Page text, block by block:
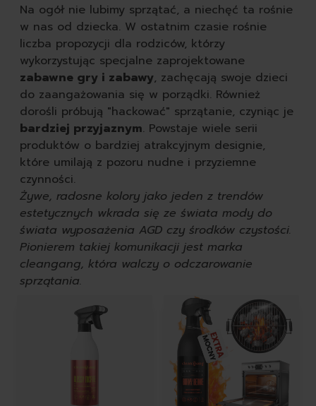
Na ogół nie lubimy sprzątać, a niechęć ta rośnie
w nas od dziecka. W ostatnim czasie rośnie
liczba propozycji dla rodziców, którzy
wykorzystując specjalne zaprojektowane
zabawne gry i zabawy, zachęcają swoje dzieci
do zaangażowania się w porządki. Również
dorośli próbują "hackować" sprzątanie, czyniąc je
bardziej przyjaznym. Powstaje wiele serii
produktów o bardziej atrakcyjnym designie,
które umilają z pozoru nudne i przyziemne
czynności.
Żywe, radosne kolory jako jeden z trendów
estetycznych wkrada się ze świata mody do
świata wyposażenia AGD czy środków czystości.
Pionierem takiej komunikacji jest marka
cleangang, która walczy o odczarowanie
sprzątania.
Featured Products